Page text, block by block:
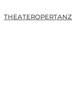
THEATEROPERTANZ